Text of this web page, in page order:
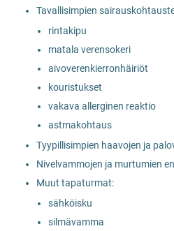
Tavallisimpien
rintakipu
matala verensokeri
aivoverenkierronhäiriöt
kouristukset
vakava allerginen reaktio
astmakohtaus
Tyypillisimpien haavojen ja
Nivelvammojen ja murtumien
Muut tapaturmat:
sähköisku
silmävamma